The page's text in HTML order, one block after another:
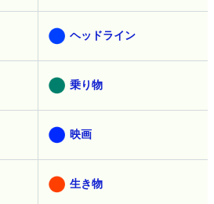
ヘッドライン
乗り物
映画
生き物